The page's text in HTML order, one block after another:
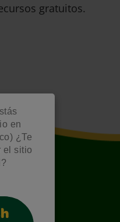
en
¿Te
el sitio
gratuitos.